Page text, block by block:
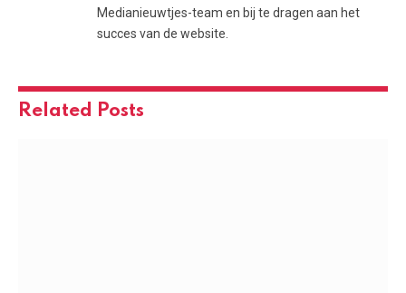
Medianieuwtjes-team en bij te dragen aan het
succes van de website.
Related Posts